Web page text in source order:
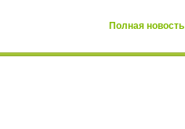
Полная новость